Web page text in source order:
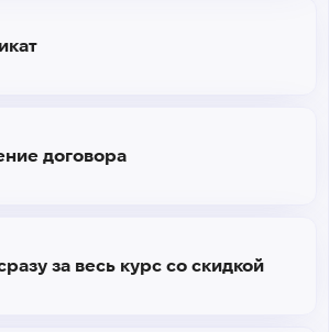
договора
за весь курс со скидкой